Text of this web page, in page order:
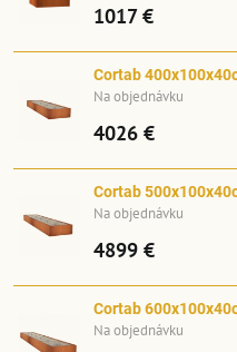
1017 €
Cortab
Na objednávku
4026 €
Cortab
Na objednávku
4899 €
Cortab
Na objednávku